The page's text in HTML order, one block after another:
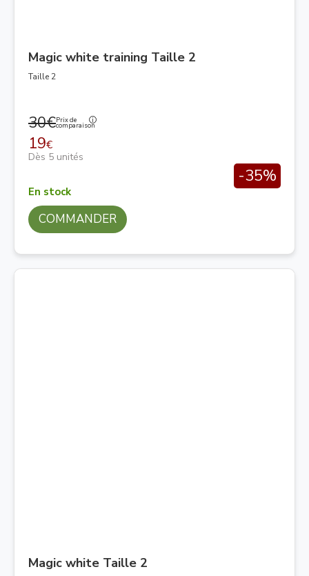
Magic white training Taille 2
Taille 2
30€Prix de
comparaison
19€
Dès 5 unités
-35%
En stock
COMMANDER
Magic white Taille 2